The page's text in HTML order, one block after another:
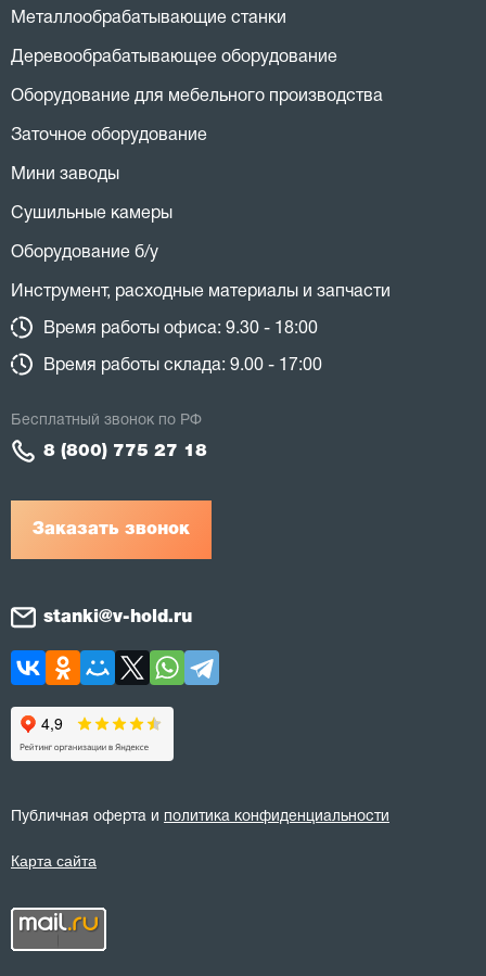
Металлообрабатывающие станки
Деревообрабатывающее оборудование
Оборудование для мебельного производства
Заточное оборудование
Мини заводы
Сушильные камеры
Оборудование б/у
Инструмент, расходные материалы и запчасти
Время работы офиса: 9.30 - 18:00
Время работы склада: 9.00 - 17:00
Заказать звонок
Бесплатный звонок по РФ
8 (800) 775 27 18
stanki@v-hold.ru
Публичная оферта и политика конфиденциальности
Карта сайта